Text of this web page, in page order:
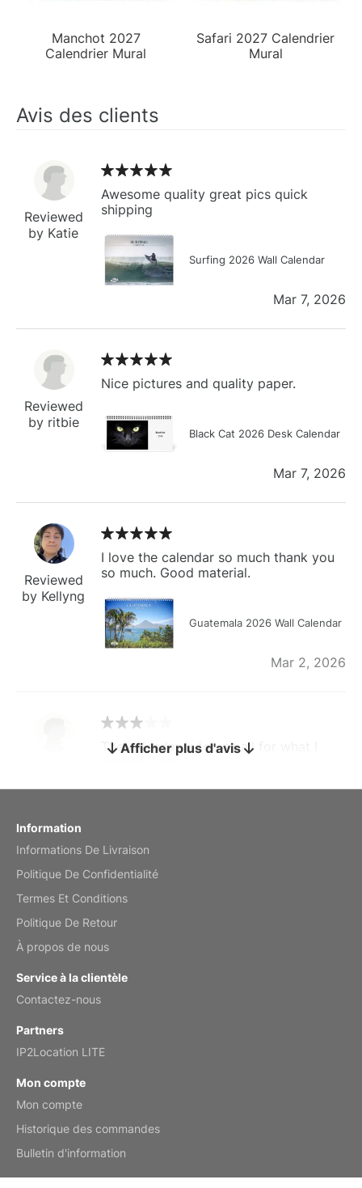
Manchot 2027
Calendrier Mural
Safari 2027 Calendrier
Mural
Avis des clients
Reviewed
by Katie
Awesome quality great pics quick
shipping
Surfing 2026 Wall Calendar
Mar 7, 2026
Reviewed
by ritbie
Nice pictures and quality paper.
Black Cat 2026 Desk Calendar
Mar 7, 2026
Reviewed
by Kellyng
I love the calendar so much thank you
so much. Good material.
Guatemala 2026 Wall Calendar
Mar 2, 2026
by charles
The calendar is too small for what I
bought it for
Reviewed
by Anne
Reviewed
by Kirsten
it.
Fantasy 2026 Wall Calendar
Afficher plus d'avis
Information
Informations De Livraison
Politique De Confidentialité
Termes Et Conditions
Politique De Retour
À propos de nous
Service à la clientèle
Contactez-nous
Partners
IP2Location LITE
Mon compte
Mon compte
Historique des commandes
Bulletin d'information